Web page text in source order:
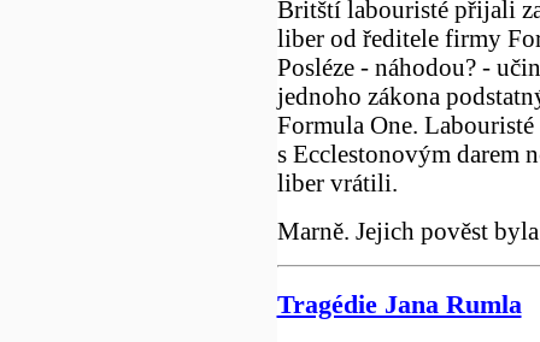
Britští labouristé přijali
liber od ředitele firmy
Posléze - náhodou? -
jednoho zákona
Formula One.
s Ecclestonovým darem
liber vrátili.
Marně. Jejich pověst
Tragédie Jana Rumla